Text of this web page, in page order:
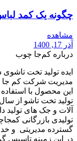
چگونه یک کمد
مشاهده
آذر 17, 1400
درباره کم‌جا چوب
ایده تولید تخت
این محصول با
تولیدی بازرگانی
گسترده مدیریتی و
در این زمینه تاسیس